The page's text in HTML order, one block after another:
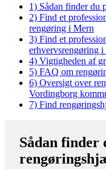
1) Sådan finder du
2) Find et
rengøring i Mern
3) Find et
erhvervsrengøring i
4) Vigtigheden af
5) FAQ om
6) Oversigt over
Vordingborg
7) Find
Sådan finder